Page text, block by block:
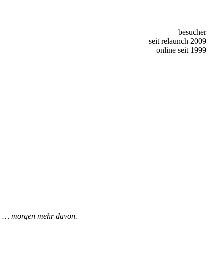
besucher
seit relaunch 2009
online seit 1999
… morgen mehr davon.